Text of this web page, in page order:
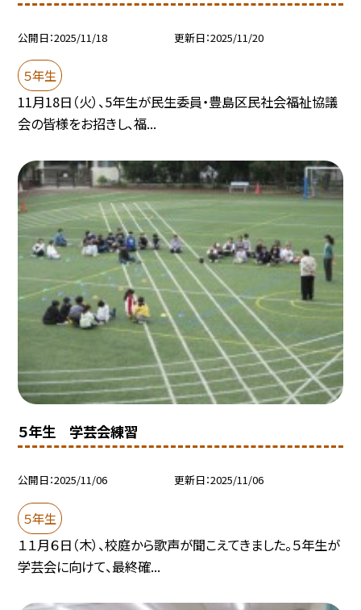
公開日 2025/11/18 更新日 2025/11/20
５年生
11月18日（火）、5年生が民生委員・豊島区民社会福祉協議
会の皆様をお招きし、福...
５年生 学芸会練習
公開日 2025/11/06 更新日 2025/11/06
５年生
１１月６日（木）、校庭から歌声が聞こえてきました。５年生が
学芸会に向けて、最終確...